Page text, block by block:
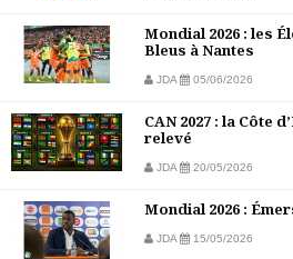
Mondial 2026 : les
Bleus à Nantes
JDA 05/06/2026
CAN 2027 : la Côte
relevé
JDA 20/05/2026
Mondial 2026 :
JDA 15/05/2026